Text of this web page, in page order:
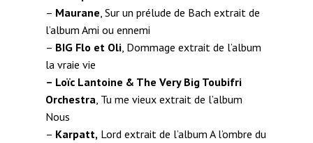
– Maurane , Sur un prélude de Bach extrait de
l’album Ami ou ennemi
– BIG Flo et Oli, Dommage extrait de l’album
la vraie vie
– Loïc Lantoine & The Very Big Toubifri
Orchestra , Tu me vieux extrait de l’album
Nous
– Karpatt, Lord extrait de l’album A l’ombre du